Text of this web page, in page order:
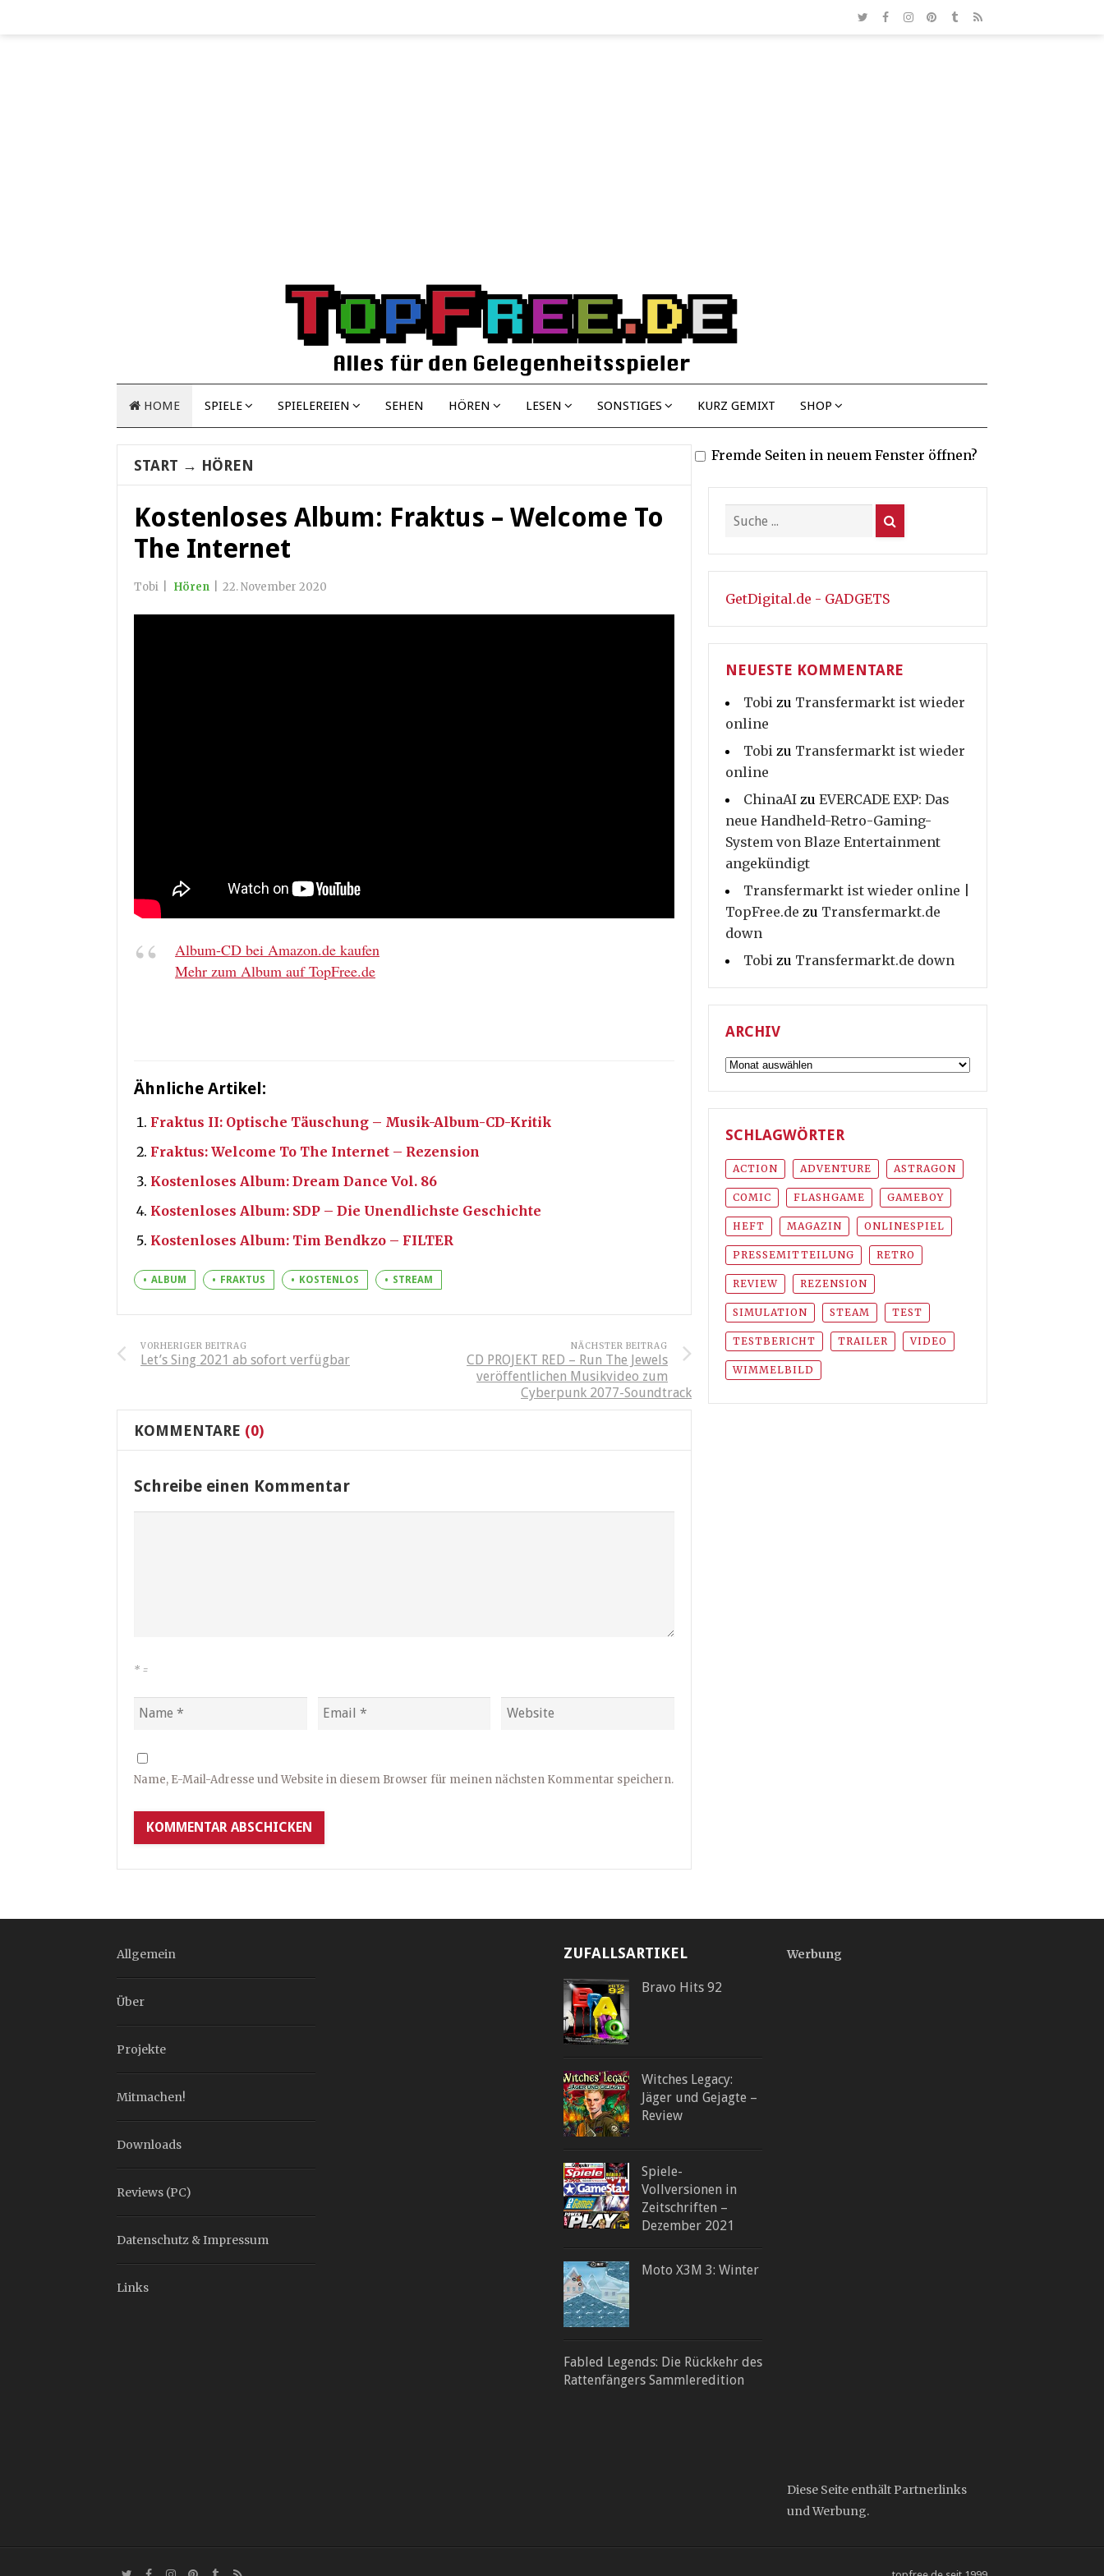
HOME SPIELE SPIELEREIEN SEHEN HÖREN LESEN SONSTIGES KURZ GEMIXT SHOP
START → HÖREN
Kostenloses Album: Fraktus – Welcome To
The Internet
Tobi Hören 22. November 2020
Album-CD bei Amazon.de kaufen
Mehr zum Album auf TopFree.de
Ähnliche Artikel:
Fraktus II: Optische Täuschung – Musik-Album-CD-Kritik
Fraktus: Welcome To The Internet – Rezension
Kostenloses Album: Dream Dance Vol. 86
Kostenloses Album: SDP – Die Unendlichste Geschichte
Kostenloses Album: Tim Bendkzo – FILTER
ALBUM FRAKTUS KOSTENLOS STREAM
VORHERIGER BEITRAG
Let’s Sing 2021 ab sofort verfügbar
NÄCHSTER BEITRAG
CD PROJEKT RED – Run The Jewels
veröffentlichen Musikvideo zum
Cyberpunk 2077-Soundtrack
KOMMENTARE (0)
Schreibe einen Kommentar
* =
Name, E-Mail-Adresse und Website in diesem Browser für meinen nächsten Kommentar speichern.
Fremde Seiten in neuem Fenster öffnen?
GetDigital.de - GADGETS
NEUESTE KOMMENTARE
Tobi zu Transfermarkt ist wieder
online
Tobi zu Transfermarkt ist wieder
online
ChinaAI zu EVERCADE EXP: Das
neue Handheld-Retro-Gaming-
System von Blaze Entertainment
angekündigt
Transfermarkt ist wieder online |
TopFree.de zu Transfermarkt.de
down
Tobi zu Transfermarkt.de down
ARCHIV
Archiv
SCHLAGWÖRTER
ACTION ADVENTURE ASTRAGON
COMIC FLASHGAME GAMEBOY
HEFT MAGAZIN ONLINESPIEL
PRESSEMITTEILUNG RETRO
REVIEW REZENSION
SIMULATION STEAM TEST
TESTBERICHT TRAILER VIDEO
WIMMELBILD
Allgemein
Über
Projekte
Mitmachen!
Downloads
Reviews (PC)
Datenschutz & Impressum
Links
ZUFALLSARTIKEL
Bravo Hits 92
Witches Legacy:
Jäger und Gejagte –
Review
Spiele-
Vollversionen in
Zeitschriften –
Dezember 2021
Moto X3M 3: Winter
Fabled Legends: Die Rückkehr des
Rattenfängers Sammleredition
Werbung
Diese Seite enthält Partnerlinks
und Werbung.